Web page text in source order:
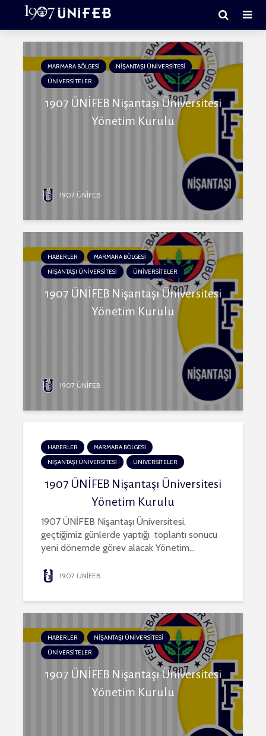
MARMARA BÖLGESİ
NİŞANTAŞI ÜNİVERSİTESİ
ÜNİVERSİTELER
1907 ÜNİFEB Nişantaşı Üniversitesi
Yönetim Kurulu
1907 ÜNİFEB
HABERLER
MARMARA BÖLGESİ
NİŞANTAŞI ÜNİVERSİTESİ
ÜNİVERSİTELER
1907 ÜNİFEB Nişantaşı Üniversitesi
Yönetim Kurulu
1907 ÜNİFEB
HABERLER
MARMARA BÖLGESİ
NİŞANTAŞI ÜNİVERSİTESİ
ÜNİVERSİTELER
1907 ÜNİFEB Nişantaşı Üniversitesi
Yönetim Kurulu
1907 ÜNİFEB Nişantaşı Üniversitesi,
geçtiğimiz günlerde yaptığı toplantı sonucu
yeni dönemde görev alacak Yönetim...
1907 ÜNİFEB
HABERLER
NİŞANTAŞI ÜNİVERSİTESİ
ÜNİVERSİTELER
1907 ÜNİFEB Nişantaşı Üniversitesi
Yönetim Kurulu